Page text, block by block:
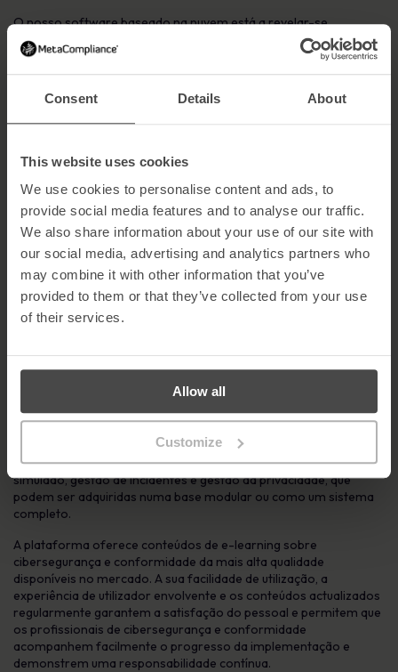
Consent Details About
This website uses cookies
We use cookies to personalise content and ads, to
provide social media features and to analyse our traffic.
We also share information about your use of our site with
our social media, advertising and analytics partners who
may combine it with other information that you’ve
provided to them or that they’ve collected from your use
of their services.
Allow all
Customize
O nosso software baseado na nuvem está a revelar-se
extremamente popular devido à sua flexibilidade. As empresas
podem aceder remotamente aos dados, em qualquer lugar, a
qualquer momento, a partir de qualquer dispositivo com acesso à
Internet. Isto não só nos permitiu solidificar a nossa posição no
Reino Unido e na Irlanda, como também nos permitiu fechar
novos negócios noutras regiões do mundo, incluindo a América
Para mais informações ou para agendar uma reunião com a
MetaCompliance, contacta Geraldine Strawbridge através do
número 02871 160570
Notas aos editores
Sobre a MetaCompliance
totalmente integrado e multilingue de capacidades de
conformidade que inclui gestão de políticas, e-learning, phishing
simulado, gestão de incidentes e gestão da privacidade, que
podem ser adquiridas numa base modular ou como um sistema
completo.
A plataforma oferece conteúdos de e-learning sobre
cibersegurança e conformidade da mais alta qualidade
disponíveis no mercado. A sua facilidade de utilização, a
experiência de utilizador envolvente e os conteúdos actualizados
regularmente garantem a satisfação do pessoal e permitem que
os profissionais de cibersegurança e conformidade
acompanhem facilmente o progresso da implementação e
demonstrem uma responsabilidade contínua.